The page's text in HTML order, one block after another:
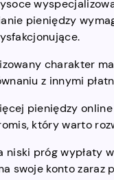
pieniędzy
charakter
z innymi
pieniędzy
który warto
niski próg wypłaty
swoje konto zaraz